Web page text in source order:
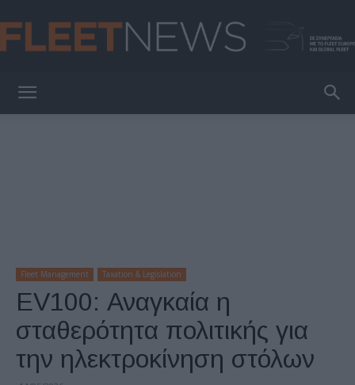
Fleet Management Taxation & Legislation
EV100: Αναγκαία η
σταθερότητα πολιτικής για
την ηλεκτροκίνηση στόλων